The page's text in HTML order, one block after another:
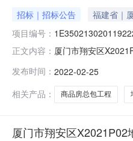
招标｜招标公告 福建省｜
项目编号：
正文内容： 厦门市翔安区
0410:15:00投标有
发布时间： 2022-02-25
相关产品：
商品房总包工程
厦门市翔安区